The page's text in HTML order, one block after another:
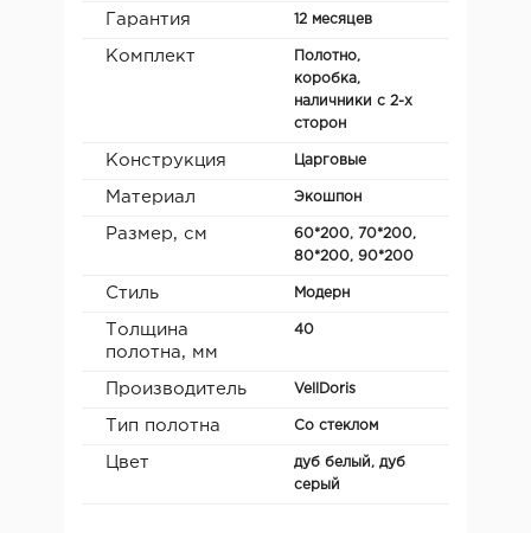
Гарантия 12 месяцев
Комплект
Полотно,
коробка,
наличники с 2-х
сторон
Конструкция Царговые
Материал Экошпон
Размер, см
60*200, 70*200,
80*200, 90*200
Стиль Модерн
Толщина
полотна, мм
40
Производитель VellDoris
Тип полотна Со стеклом
Цвет
дуб белый, дуб
серый